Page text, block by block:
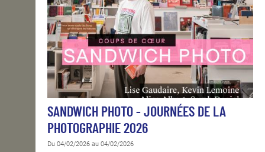
SANDWICH PHOTO - JOURNÉES DE LA
PHOTOGRAPHIE 2026
Du 04/02/2026 au 04/02/2026